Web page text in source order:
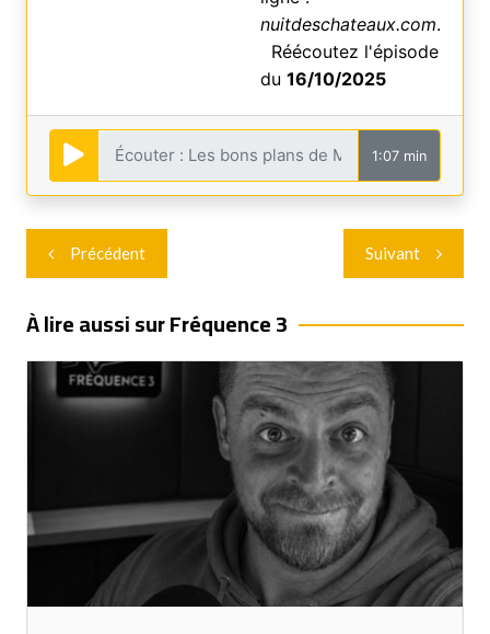
nuitdeschateaux.com.
Réécoutez l'épisode
du16/10/2025
1:07 min
Navigation
de
l’article
Précédent Suivant
À lire aussi sur Fréquence 3